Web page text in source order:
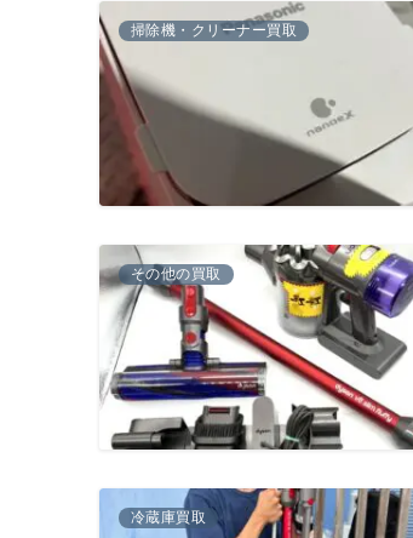
掃除機・クリーナー買取
その他の買取
冷蔵庫買取